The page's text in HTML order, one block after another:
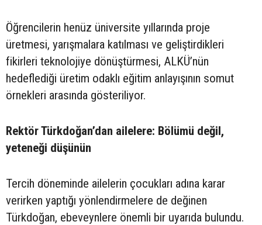
Öğrencilerin henüz üniversite yıllarında proje
üretmesi, yarışmalara katılması ve geliştirdikleri
fikirleri teknolojiye dönüştürmesi, ALKÜ’nün
hedeflediği üretim odaklı eğitim anlayışının somut
örnekleri arasında gösteriliyor.
Rektör Türkdoğan’dan ailelere: Bölümü değil,
yeteneği düşünün
Tercih döneminde ailelerin çocukları adına karar
verirken yaptığı yönlendirmelere de değinen
Türkdoğan, ebeveynlere önemli bir uyarıda bulundu.